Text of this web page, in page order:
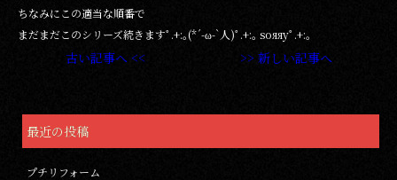
ちなみにこの適当な順番で
まだまだこのシリーズ続きますﾟ.+:｡(*´-ω-`人)ﾟ.+:｡ soяяуﾟ.+:｡
古い記事へ << >> 新しい記事へ
最近の投稿
プチリフォーム